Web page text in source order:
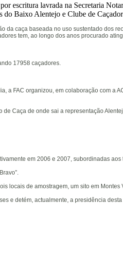
escritura lavrada na Secretaria
do Baixo Alentejo e Clube de
caça baseada no uso sustentado dos
tem, ao longo dos anos procurado
17958 caçadores.
FAC organizou, em colaboração com a
Caça de onde sai a representação
em 2006 e 2007, subordinadas
de amostragem, um sito em Montes
e detém, actualmente, a presidência